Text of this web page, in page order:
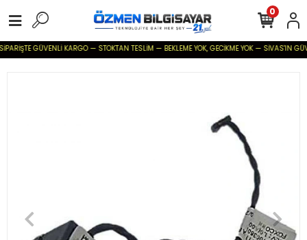
GÜVENLİ KARGO — STOKTAN TESLİM — BEKLEME YOK, GECİKME YOK — SİVAS'IN
0